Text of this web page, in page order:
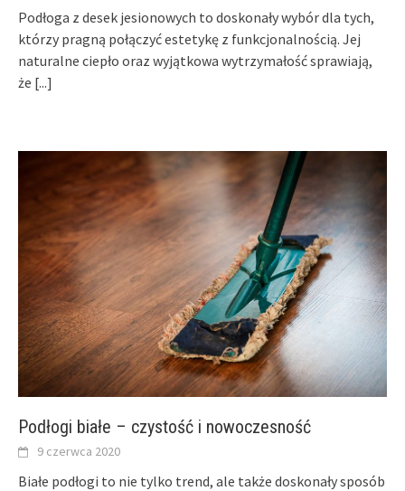
Podłoga z desek jesionowych to doskonały wybór dla tych,
którzy pragną połączyć estetykę z funkcjonalnością. Jej
naturalne ciepło oraz wyjątkowa wytrzymałość sprawiają,
że [...]
Podłogi białe – czystość i nowoczesność
9 czerwca 2020
Białe podłogi to nie tylko trend, ale także doskonały sposób